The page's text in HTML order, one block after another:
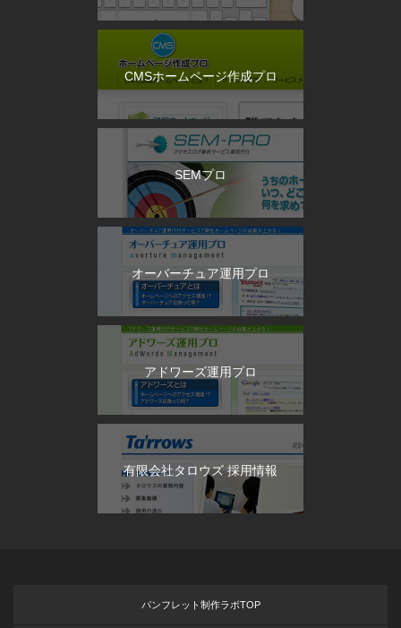
CMSホームページ作成プロ
SEMプロ
オーバーチュア運用プロ
アドワーズ運用プロ
有限会社タロウズ 採用情報
パンフレット制作ラボTOP